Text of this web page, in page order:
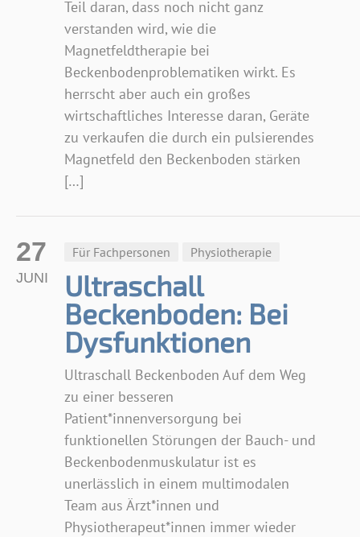
Teil daran, dass noch nicht ganz
verstanden wird, wie die
Magnetfeldtherapie bei
Beckenbodenproblematiken wirkt. Es
herrscht aber auch ein großes
wirtschaftliches Interesse daran, Geräte
zu verkaufen die durch ein pulsierendes
Magnetfeld den Beckenboden stärken
[…]
Für Fachpersonen Physiotherapie
Ultraschall
Beckenboden: Bei
Dysfunktionen
Ultraschall Beckenboden Auf dem Weg
zu einer besseren
Patient*innenversorgung bei
funktionellen Störungen der Bauch- und
Beckenbodenmuskulatur ist es
unerlässlich in einem multimodalen
Team aus Ärzt*innen und
Physiotherapeut*innen immer wieder
27
JUNI